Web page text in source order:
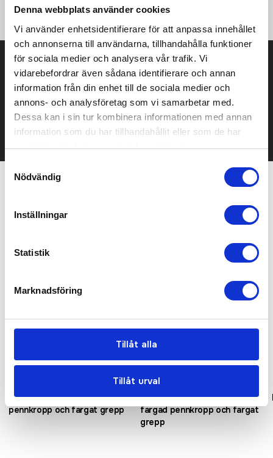
Denna webbplats använder cookies
Vi använder enhetsidentifierare för att anpassa innehållet
och annonserna till användarna, tillhandahålla funktioner
för sociala medier och analysera vår trafik. Vi
vidarebefordrar även sådana identifierare och annan
information från din enhet till de sociala medier och
annons- och analysföretag som vi samarbetar med.
Dessa kan i sin tur kombinera informationen med annan
information som du har tillhandahållit eller som de har
samlat in när du har använt deras tjänster.
Samtyckesval
Nödvändig
Inställningar
Statistik
Marknadsföring
Tillåt alla
Tillåt urval
skrivkänsla.
Prisuppgift på mailen?
Kontakta oss här för att få förslag på produkt och pris över
mailen.
Det går också utmärkt att bara ställa frågor!
KONTAKTA OSS
Nash kulspetspenna med vit
pennkropp och färgat grepp
Nash kulspetspenna med
färgad pennkropp och färgat
grepp